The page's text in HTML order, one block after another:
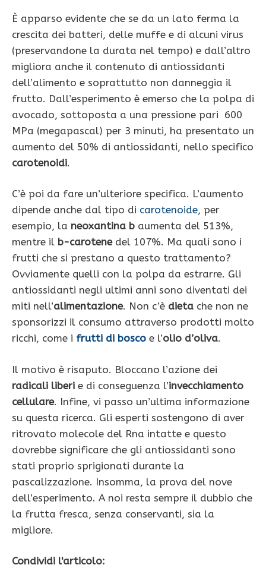
È apparso evidente che se da un lato ferma la
crescita dei batteri, delle muffe e di alcuni virus
(preservandone la durata nel tempo) e dall’altro
migliora anche il contenuto di antiossidanti
dell’alimento e soprattutto non danneggia il
frutto. Dall’esperimento è emerso che la polpa di
avocado, sottoposta a una pressione pari 600
MPa (megapascal) per 3 minuti, ha presentato un
aumento del 50% di antiossidanti, nello specifico
carotenoidi.
C’è poi da fare un’ulteriore specifica. L’aumento
dipende anche dal tipo di carotenoide, per
esempio, la neoxantina b aumenta del 513%,
mentre il b-carotene del 107%. Ma quali sono i
frutti che si prestano a questo trattamento?
Ovviamente quelli con la polpa da estrarre. Gli
antiossidanti negli ultimi anni sono diventati dei
miti nell’alimentazione. Non c’è dieta che non ne
sponsorizzi il consumo attraverso prodotti molto
ricchi, come i frutti di bosco e l’olio d’oliva.
Il motivo è risaputo. Bloccano l’azione dei
radicali liberi e di conseguenza l’invecchiamento
cellulare. Infine, vi passo un’ultima informazione
su questa ricerca. Gli esperti sostengono di aver
ritrovato molecole del Rna intatte e questo
dovrebbe significare che gli antiossidanti sono
stati proprio sprigionati durante la
pascalizzazione. Insomma, la prova del nove
dell’esperimento. A noi resta sempre il dubbio che
la frutta fresca, senza conservanti, sia la
migliore.
Condividi l'articolo: